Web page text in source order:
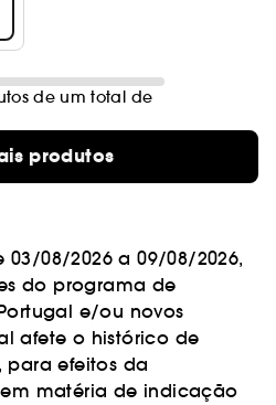
de um total de
produtos
08/2026 a 09/08/2026,
do programa de
e/ou novos
afete o histórico de
para efeitos da
matéria de indicação